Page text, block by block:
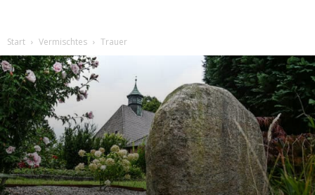
Start Vermischtes Trauer